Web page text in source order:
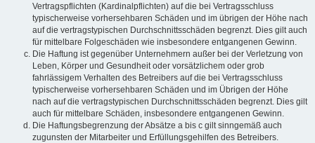
Vertragspflichten (Kardinalpflichten) auf die bei Vertragsschluss
typischerweise vorhersehbaren Schäden und im übrigen der Höhe nach
auf die vertragstypischen Durchschnittsschäden begrenzt. Dies gilt auch
für mittelbare Folgeschäden wie insbesondere entgangenen Gewinn.
Die Haftung ist gegenüber Unternehmern außer bei der Verletzung von
Leben, Körper und Gesundheit oder vorsätzlichem oder grob
fahrlässigem Verhalten des Betreibers auf die bei Vertragsschluss
typischerweise vorhersehbaren Schäden und im Übrigen der Höhe
nach auf die vertragstypischen Durchschnittsschäden begrenzt. Dies gilt
auch für mittelbare Schäden, insbesondere entgangenen Gewinn.
Die Haftungsbegrenzung der Absätze a bis c gilt sinngemäß auch
zugunsten der Mitarbeiter und Erfüllungsgehilfen des Betreibers.